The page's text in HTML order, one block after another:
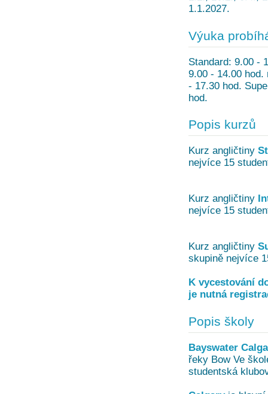
1.1.2027.
Výuka
Standard: 9.00 -
9.00 - 14.00 hod.
- 17.30 hod.
hod.
Popis kurzů
Kurz angličtiny
nejvíce 15
Kurz angličtiny
nejvíce 15
Kurz angličtiny
skupině nejvíce
K vycestování
je nutná
Popis školy
Bayswater
řeky Bow Ve
studentská